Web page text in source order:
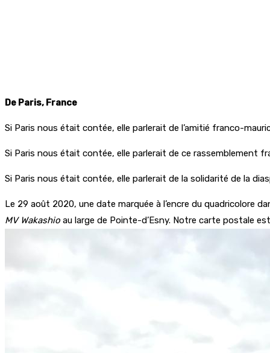
De Paris, France
Si Paris nous était contée, elle parlerait de l’amitié franco-
Si Paris nous était contée, elle parlerait de ce rassemblement
Si Paris nous était contée, elle parlerait de la solidarité de la
Le 29 août 2020, une date marquée à l’encre du quadricolore
MV Wakashio au large de Pointe-d’Esny. Notre carte postale